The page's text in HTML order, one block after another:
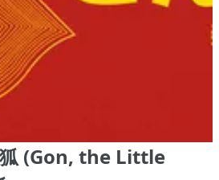
(Gon, the Little